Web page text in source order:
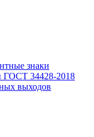
знаки
ГОСТ 34428-2018
выходов